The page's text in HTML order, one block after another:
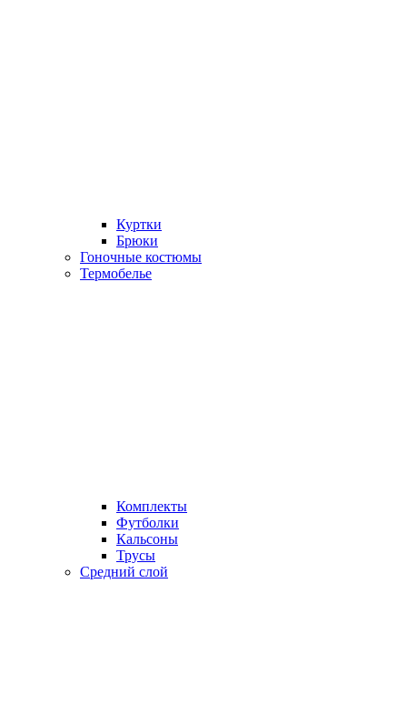
Куртки
Брюки
Гоночные костюмы
Термобелье
Комплекты
Футболки
Кальсоны
Трусы
Средний слой